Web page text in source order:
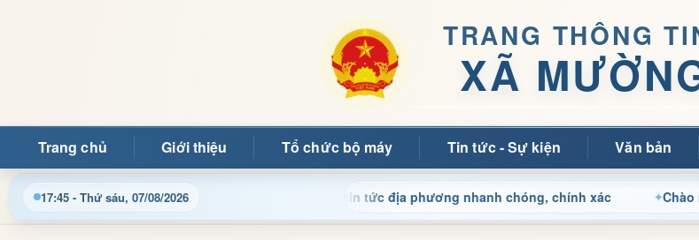
TRANG THÔNG
XÃ
Trang chủ Giới thiệu Tổ chức bộ máy Tin tức - Sự kiện Văn bản
17:45 - Thứ sáu, 07/08/2026
thông tin điều hành, thủ tục hành chính và tin tức địa phương nhanh chóng, chính xác Chào mừng